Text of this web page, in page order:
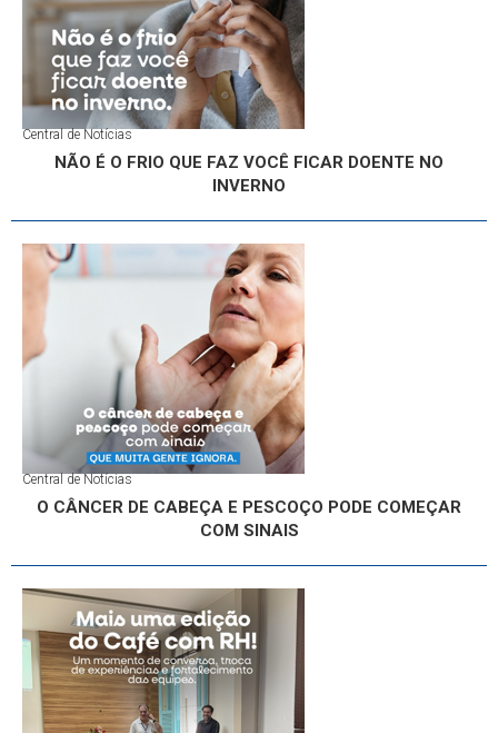
Central de Notícias
NÃO É O FRIO QUE FAZ VOCÊ FICAR DOENTE NO
INVERNO
Central de Notícias
O CÂNCER DE CABEÇA E PESCOÇO PODE COMEÇAR
COM SINAIS